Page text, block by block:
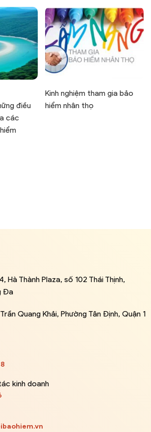
điều
các
Kinh nghiệm tham gia bảo
hiểm nhân thọ
Hà Thành Plaza, số 102 Thái Thịnh,
Đa
Quang Khải, Phường Tân Định, Quận 1
kinh doanh